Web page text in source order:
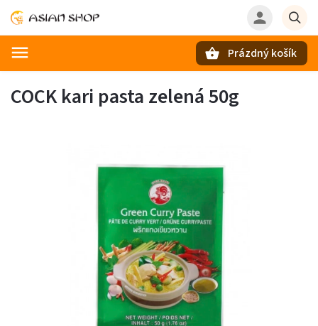
Prázdný košík
COCK kari pasta zelená 50g